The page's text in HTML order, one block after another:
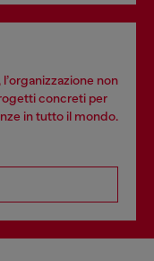
non
concreti per
in tutto il mondo.